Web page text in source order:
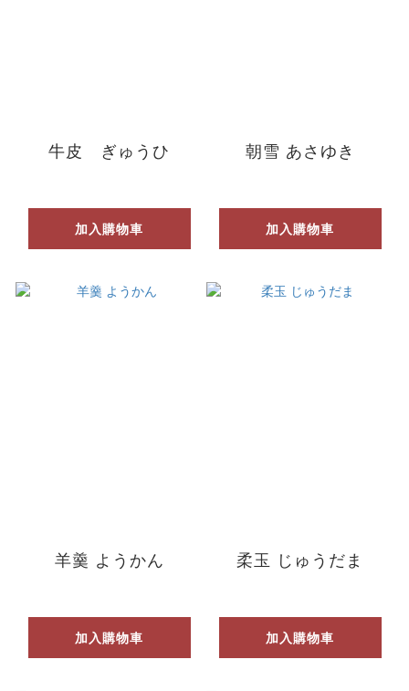
牛皮 ぎゅうひ
加入購物車
朝雪 あさゆき
加入購物車
羊羹 ようかん
加入購物車
柔玉 じゅうだま
加入購物車